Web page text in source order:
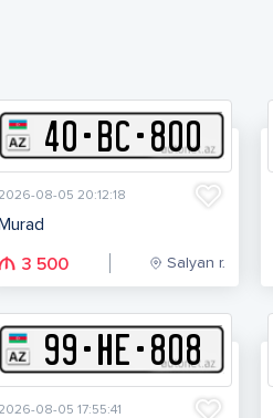
40-BC-800
08-05 20:12:18
3 500 Salyan r.
99-HE-808
08-05 17:55:41